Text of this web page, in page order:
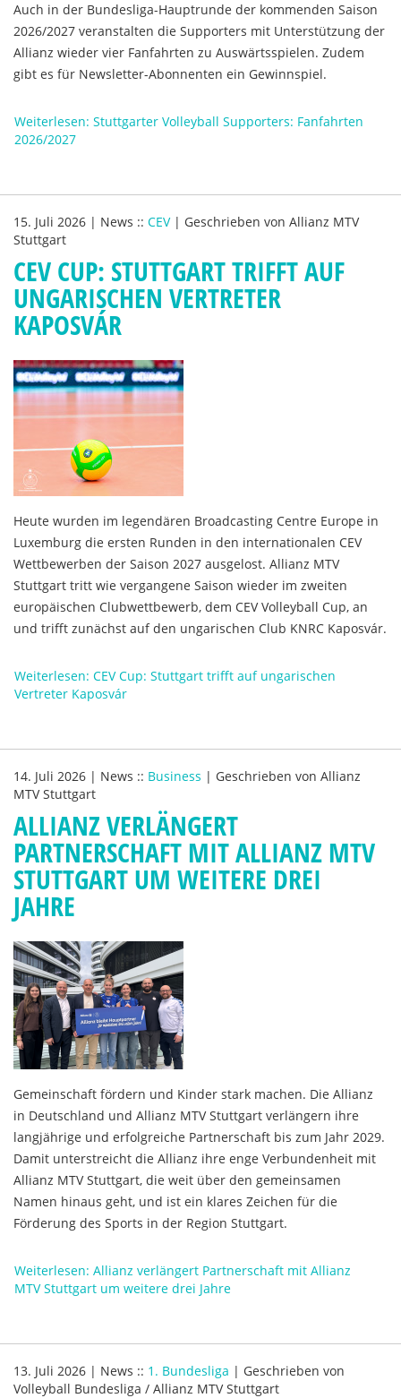
Auch in der Bundesliga-Hauptrunde der kommenden Saison
2026/2027 veranstalten die Supporters mit Unterstützung der
Allianz wieder vier Fanfahrten zu Auswärtsspielen. Zudem
gibt es für Newsletter-Abonnenten ein Gewinnspiel.
Weiterlesen: Stuttgarter Volleyball Supporters: Fanfahrten
2026/2027
15. Juli 2026 | News :: CEV | Geschrieben von Allianz MTV
Stuttgart
CEV CUP: STUTTGART TRIFFT AUF
UNGARISCHEN VERTRETER
KAPOSVÁR
Heute wurden im legendären Broadcasting Centre Europe in
Luxemburg die ersten Runden in den internationalen CEV
Wettbewerben der Saison 2027 ausgelost. Allianz MTV
Stuttgart tritt wie vergangene Saison wieder im zweiten
europäischen Clubwettbewerb, dem CEV Volleyball Cup, an
und trifft zunächst auf den ungarischen Club KNRC Kaposvár.
Weiterlesen: CEV Cup: Stuttgart trifft auf ungarischen
Vertreter Kaposvár
14. Juli 2026 | News :: Business | Geschrieben von Allianz
MTV Stuttgart
ALLIANZ VERLÄNGERT
PARTNERSCHAFT MIT ALLIANZ MTV
STUTTGART UM WEITERE DREI
JAHRE
Gemeinschaft fördern und Kinder stark machen. Die Allianz
in Deutschland und Allianz MTV Stuttgart verlängern ihre
langjährige und erfolgreiche Partnerschaft bis zum Jahr 2029.
Damit unterstreicht die Allianz ihre enge Verbundenheit mit
Allianz MTV Stuttgart, die weit über den gemeinsamen
Namen hinaus geht, und ist ein klares Zeichen für die
Förderung des Sports in der Region Stuttgart.
Weiterlesen: Allianz verlängert Partnerschaft mit Allianz
MTV Stuttgart um weitere drei Jahre
13. Juli 2026 | News :: 1. Bundesliga | Geschrieben von
Volleyball Bundesliga / Allianz MTV Stuttgart